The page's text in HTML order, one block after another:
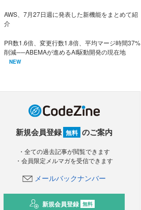
AWS、7月27日週に発表した新機能をまとめて紹
介
PR数1.6倍、変更行数1.8倍、平均マージ時間37%
削減──ABEMAが進めるAI駆動開発の現在地
NEW
新規会員登録 無料 のご案内
・全ての過去記事が閲覧できます
・会員限定メルマガを受信できます
メールバックナンバー
新規会員登録 無料